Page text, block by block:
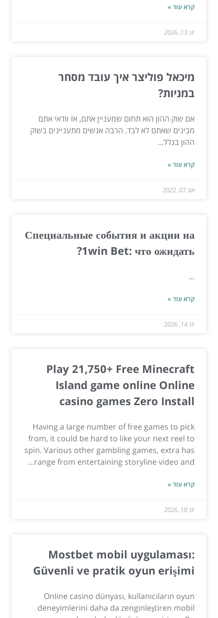
קרא עוד »
יונ 13, 2026
מיכאל פוליצר איך עובד מסחר
במניות?
אם שוק ההון הוא תחום שמעניין אתם, אז וודאי אתם
מבינים שאתם לא לבד. הרבה אנשים מתעניינים בשוק
ההון בגלל...
קרא עוד »
אוג 07, 2022
Специальные события и акции на
1win Bet: что ожидать?
...
קרא עוד »
יונ 14, 2026
Play 21,750+ Free Minecraft
Island game online Online
casino games Zero Install
Having a large number of free games to pick
from, it could be hard to like your next reel to
spin. Various other gambling games, extra has
range from entertaining storyline video and...
קרא עוד »
יונ 18, 2026
Mostbet mobil uygulaması:
Güvenli ve pratik oyun erişimi
Online casino dünyası, kullanıcıların oyun
deneyimlerini daha da zenginleştiren mobil